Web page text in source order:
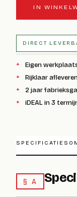
IN
DIRECT
Eigen
Rijklaar
2 jaar
iDEAL in 3
SPECIFICATIES
§ A Speci